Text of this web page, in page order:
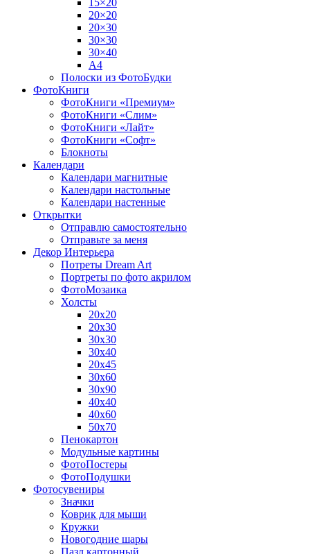
15×20
20×20
20×30
30×30
30×40
A4
Полоски из ФотоБудки
ФотоКниги
ФотоКниги «Премиум»
ФотоКниги «Слим»
ФотоКниги «Лайт»
ФотоКниги «Софт»
Блокноты
Календари
Календари магнитные
Календари настольные
Календари настенные
Открытки
Отправлю самостоятельно
Отправьте за меня
Декор Интерьера
Потреты Dream Art
Портреты по фото акрилом
ФотоМозаика
Холсты
20х20
20х30
30х30
30х40
20х45
30х60
30х90
40х40
40х60
50х70
Пенокартон
Модульные картины
ФотоПостеры
ФотоПодушки
Фотоcувениры
Значки
Коврик для мыши
Кружки
Новогодние шары